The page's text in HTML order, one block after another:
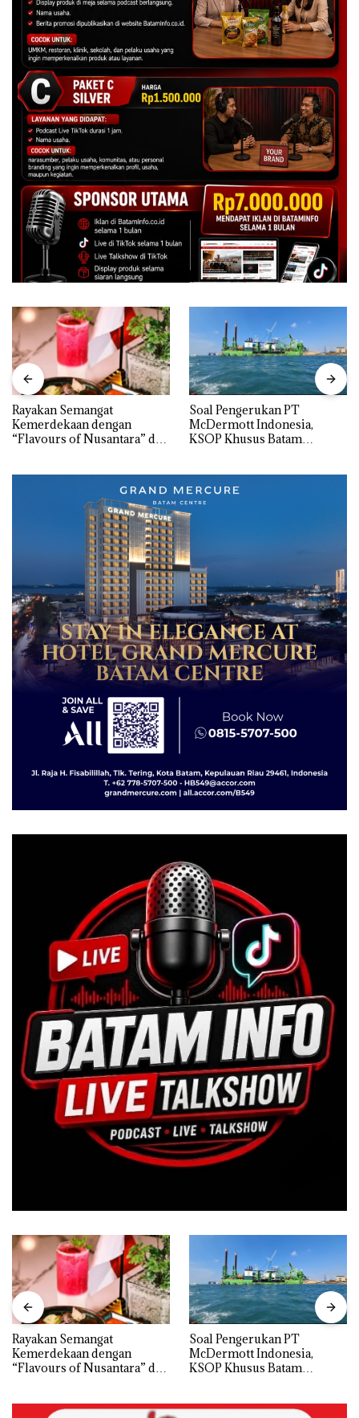
Rayakan Semangat
Kemerdekaan dengan
“Flavours of Nusantara” di
‎Soal Pengerukan PT
McDermott Indonesia,
KSOP Khusus Batam
Rayakan Semangat
Kemerdekaan dengan
“Flavours of Nusantara” di
‎Soal Pengerukan PT
McDermott Indonesia,
KSOP Khusus Batam